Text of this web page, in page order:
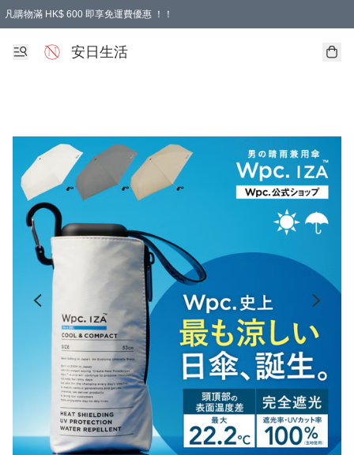
凡購物滿 HK$ 600 即享免運費優惠 ！！
安日生活